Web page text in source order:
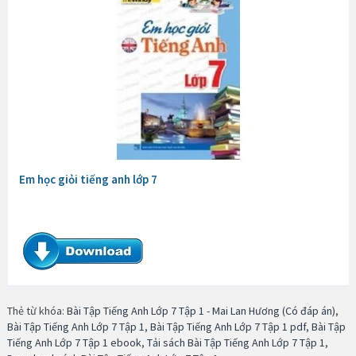
Em học giỏi tiếng anh lớp 7
Thẻ từ khóa: Bài Tập Tiếng Anh Lớp 7 Tập 1 - Mai Lan Hương (Có đáp án),
Bài Tập Tiếng Anh Lớp 7 Tập 1 , Bài Tập Tiếng Anh Lớp 7 Tập 1 pdf, Bài Tập
Tiếng Anh Lớp 7 Tập 1 ebook, Tải sách Bài Tập Tiếng Anh Lớp 7 Tập 1 ,